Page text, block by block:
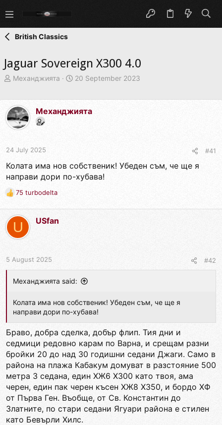
British Classics
Jaguar Sovereign X300 4.0
T
e
a
d
a
r
t
e
r
Механджията
S
t
20 September 2023
Механджията
24 July 2025 #41
Колата има нов собственик! Убеден съм, че ще я
направи дори по-хубава!
R
c
t
n
75 turbodelta
U USfan
5 August 2025 #42
Механджията said:
Колата има нов собственик! Убеден съм, че ще я
направи дори по-хубава!
Браво, добра сделка, добър флип. Тия дни и
седмици редовно карам по Варна, и срещам разни
бройки 20 до над 30 годишни седани Джаги. Само в
района на плажа Кабакум домуват в разстояние 500
метра 3 седана, един ХЖ6 Х300 като твоя, ама
черен, един пак черен късен ХЖ8 Х350, и бордо ХФ
от Първа Ген. Въобще, от Св. Константин до
Златните, по стари седани Ягуари района е стилен
като Бевърли Хилс.